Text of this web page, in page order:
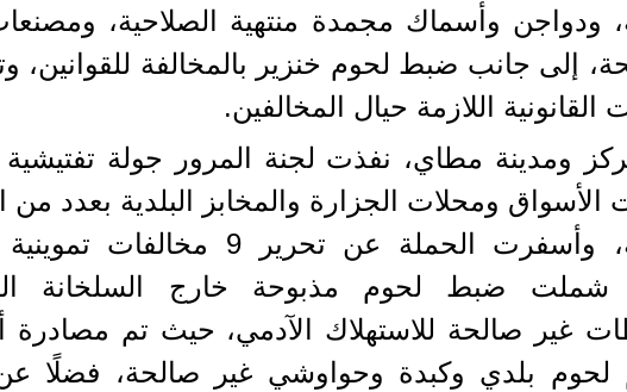
ودواجن وأسماك مجمدة منتهية الصلاحية،
إلى جانب ضبط لحوم خنزير بالمخالفة للقوانين،
القانونية اللازمة حيال المخالفين.
ومدينة مطاي، نفذت لجنة المرور جولة
الأسواق ومحلات الجزارة والمخابز البلدية بعدد من
الرئيسية، وأسفرت الحملة عن تحرير 9
شملت ضبط لحوم مذبوحة خارج السلخانة
غير صالحة للاستهلاك الآدمي، حيث تم مصادرة
لحوم بلدي وكبدة وحواوشي غير صالحة، فضلًا